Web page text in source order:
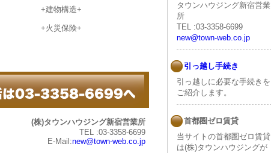
+建物構造+
+火災保険+
(株)タウンハウジング新宿営業所
TEL :03-3358-6699
E-Mail:new@town-web.co.jp
タウンハウジング新宿営業
所
TEL :03-3358-6699
new@town-web.co.jp
引っ越し手続き
引っ越しに必要な手続きを
ご紹介します。
首都圏ゼロ賃貸
当サイトの首都圏ゼロ賃貸
は(株)タウンハウジングが